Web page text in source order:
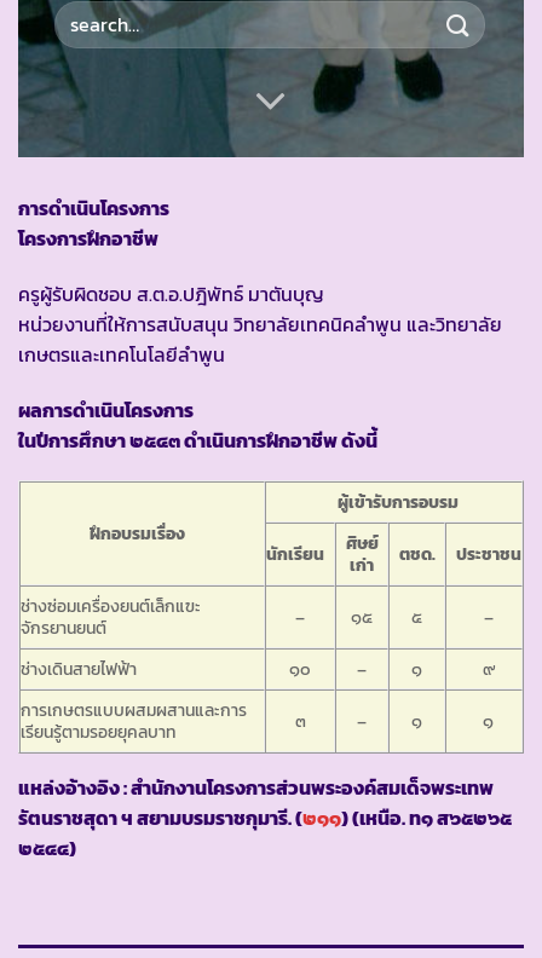
การดำเนินโครงการ
โครงการฝึกอาชีพ
ครูผู้รับผิดชอบ ส.ต.อ.ปฎิพัทธ์ มาตันบุญ
หน่วยงานที่ให้การสนับสนุน วิทยาลัยเทคนิคลำพูน และวิทยาลัย
เกษตรและเทคโนโลยีลำพูน
ผลการดำเนินโครงการ
ในปีการศึกษา ๒๕๔๓ ดำเนินการฝึกอาชีพ ดังนี้
ฝึกอบรมเรื่อง
ผู้เข้ารับการอบรม
นักเรียน
ศิษย์
เก่า
ตชด.
ประชาชน
ช่างซ่อมเครื่องยนต์เล็กแฃะ
จักรยานยนต์
– ๑๕ ๕
–
ช่างเดินสายไฟฟ้า
๑๐ – ๑
๙
การเกษตรแบบผสมผสานและการ
เรียนรู้ตามรอยยุคลบาท
๓ – ๑ ๑
แหล่งอ้างอิง : สำนักงานโครงการส่วนพระองค์สมเด็จพระเทพ
รัตนราชสุดา ฯ สยามบรมราชกุมารี. (๒๑๑) (เหนือ. ท๑ ส๖๕๒๖๕
๒๕๔๔)